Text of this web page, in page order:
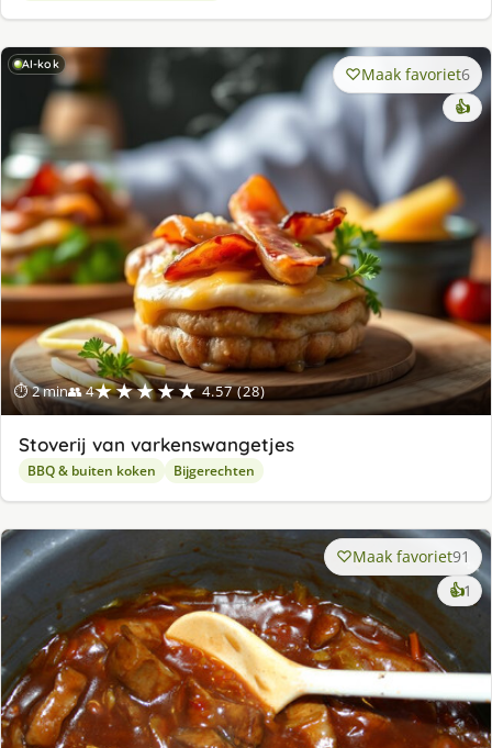
AI-kok
⏱ 2 min👥 4★★★★★ 4.57 (28)
Maak favoriet6
👍
Stoverij van varkenswangetjes
BBQ & buiten koken Bijgerechten
Maak favoriet91
👍1